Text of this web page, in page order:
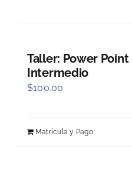
Taller: Power Point
Intermedio
$100.00
Matrícula y Pago